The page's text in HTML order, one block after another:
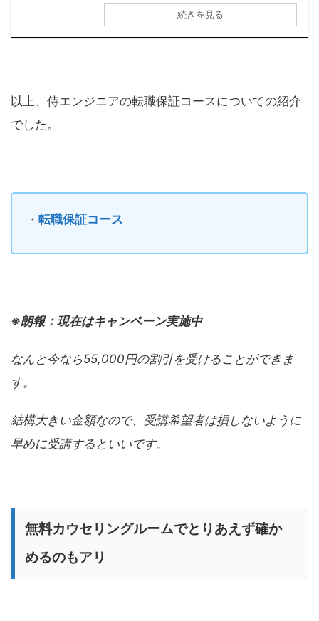
続きを見る
以上、侍エンジニアの転職保証コースについての紹介
でした。
・ 転職保証コース
※朗報：現在はキャンペーン実施中
なんと今なら55,000円の割引を受けることができま
す。
結構大きい金額なので、受講希望者は損しないように
早めに受講するといいです。
無料カウセリングルームでとりあえず確か
めるのもアリ